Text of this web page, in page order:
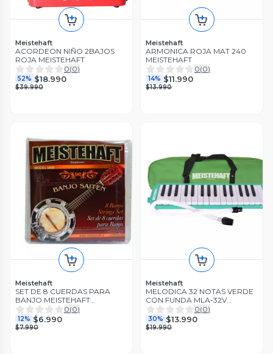
Meistehaft
ACORDEON NIÑO 2BAJOS
ROJA MEISTEHAFT
0(0)
52% $18.990
$39.990
Meistehaft
ARMONICA ROJA MAT 240
MEISTEHAFT
0(0)
14% $11.990
$13.990
Meistehaft
SET DE 8 CUERDAS PARA
BANJO MEISTEHAFT
MOD.M8B
0(0)
12% $6.990
$7.990
Meistehaft
MELODICA 32 NOTAS VERDE
CON FUNDA MLA-32V
MEISTEHAFT 0(0)
30% $13.990
$19.990